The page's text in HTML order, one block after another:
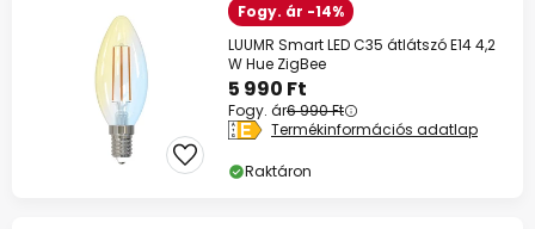
Fogy. ár -14%
LUUMR Smart LED C35 átlátszó E14 4,2
W Hue ZigBee
5 990 Ft
Fogy. ár6 990 Ft
Termékinformációs adatlap
Raktáron